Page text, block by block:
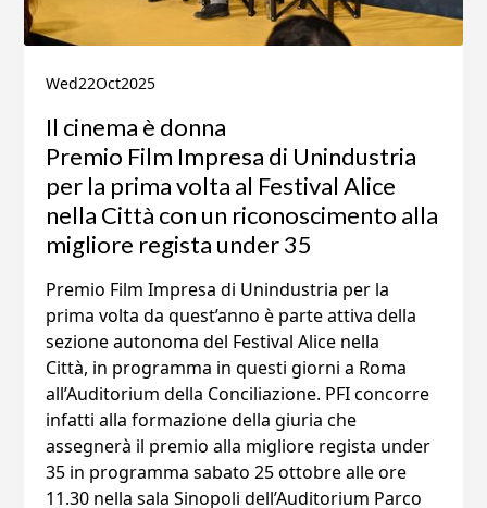
Wed22Oct2025
Il cinema è donna
Premio Film Impresa di Unindustria
per la prima volta al Festival Alice
nella Città con un riconoscimento alla
migliore regista under 35
Premio Film Impresa di Unindustria per la
prima volta da quest’anno è parte attiva della
sezione autonoma del Festival Alice nella
Città, in programma in questi giorni a Roma
all’Auditorium della Conciliazione. PFI concorre
infatti alla formazione della giuria che
assegnerà il premio alla migliore regista under
35 in programma sabato 25 ottobre alle ore
11.30 nella sala Sinopoli dell’Auditorium Parco